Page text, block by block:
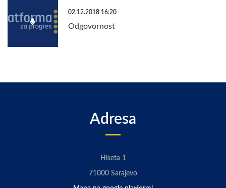
02.12.2018 16:20
Odgovornost
Adresa
Hiseta 1
71000 Sarajevo